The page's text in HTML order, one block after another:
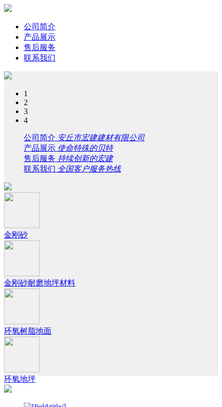
公司简介
产品展示
售后服务
联系我们
1
2
3
4
公司简介 安丘市宏建建材有限公司
产品展示 使命特殊的贝特
售后服务 持续创新的宏建
联系我们 全国客户服务热线
金刚砂
金刚砂耐磨地坪材料
环氧树脂地面
环氧地坪